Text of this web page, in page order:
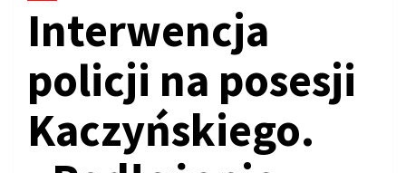
Interwencja
policji na posesji
Kaczyńskiego.